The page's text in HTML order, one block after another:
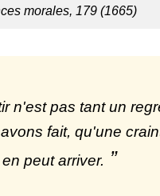
morales, 179 (1665)
n'est pas tant un
fait, qu'une
peut arriver.